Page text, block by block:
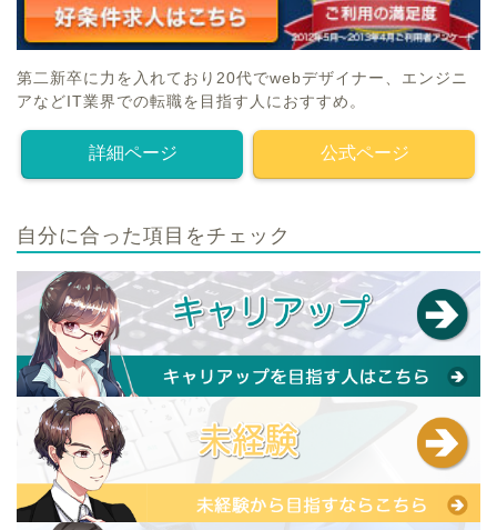
第二新卒に力を入れており20代でwebデザイナー、エンジニ
アなどIT業界での転職を目指す人におすすめ。
詳細ページ 公式ページ
自分に合った項目をチェック